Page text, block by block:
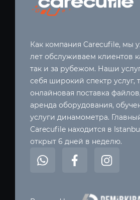
Как компания Carecufile, мы
лет обслуживаем клиентов
так и за рубежом. Наши
себя широкий спектр услуг,
онлайновая поставка
аренда оборудования,
услуги динамометра.
Carecufile находится в
открыт 6 дней в неделю.